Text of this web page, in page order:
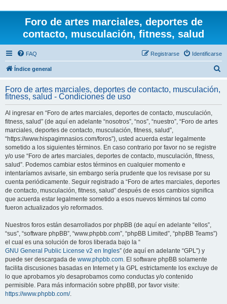
Foro de artes marciales, deportes de
contacto, musculación, fitness, salud
FAQ Identificarse
Registrarse
Índice general
c
Foro de artes marciales, deportes de contacto, musculación,
fitness, salud - Condiciones de uso
Al ingresar en “Foro de artes marciales, deportes de contacto, musculación,
fitness, salud” (de aquí en adelante “nosotros”, “nos”, “nuestro”, “Foro de artes
marciales, deportes de contacto, musculación, fitness, salud”,
“https://www.hispagimnasios.com/foros”), usted acuerda estar legalmente
sometido a los siguientes términos. En caso contrario por favor no se registre
y/o use “Foro de artes marciales, deportes de contacto, musculación, fitness,
salud”. Podemos cambiar estos términos en cualquier momento e
intentaríamos avisarle, sin embargo sería prudente que los revisase por su
cuenta periódicamente. Seguir registrado a “Foro de artes marciales, deportes
de contacto, musculación, fitness, salud” después de esos cambios significa
que acuerda estar legalmente sometido a esos nuevos términos tal como
fueron actualizados y/o reformados.
Nuestros foros están desarrollados por phpBB (de aquí en adelante “ellos”,
“sus”, “software phpBB”, “www.phpbb.com”, “phpBB Limited”, “phpBB Teams”)
el cual es una solución de foros liberada bajo la “
GNU General Public License v2 en Ingles” (de aquí en adelante “GPL”) y
puede ser descargada de www.phpbb.com. El software phpBB solamente
facilita discusiones basadas en Internet y la GPL estrictamente los excluye de
lo que aprobamos y/o desaprobamos como conductas y/o contenido
permisible. Para más información sobre phpBB, por favor visite:
https://www.phpbb.com/.